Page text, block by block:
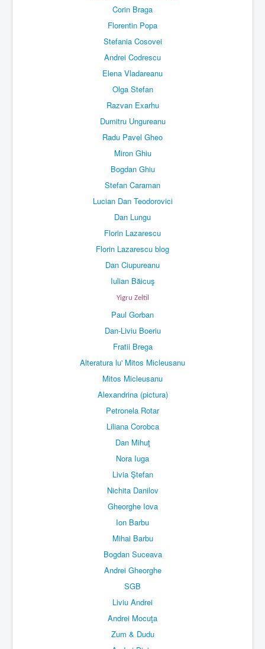
Corin Braga
Florentin Popa
Stefania Cosovei
Andrei Codrescu
Elena Vladareanu
Olga Stefan
Razvan Exarhu
Dumitru Ungureanu
Radu Pavel Gheo
Miron Ghiu
Bogdan Ghiu
Stefan Caraman
Lucian Dan Teodorovici
Dan Lungu
Florin Lazarescu
Florin Lazarescu blog
Dan Ciupureanu
Iulian Băicuş
Yigru Zeltil
Paul Gorban
Dan-Liviu Boeriu
Fratii Brega
Alteratura lu' Mitos Micleusanu
Mitos Micleusanu
Alexandrina (pictura)
Petronela Rotar
Liliana Corobca
Dan Mihuţ
Nora Iuga
Livia Ştefan
Nichita Danilov
Gheorghe Iova
Ion Barbu
Mihai Barbu
Bogdan Suceava
Andrei Gheorghe
SGB
Liviu Andrei
Andrei Mocuţa
Zum & Dudu